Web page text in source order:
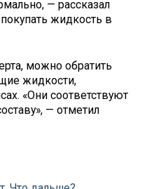
— рассказал
жидкость в
можно обратить
жидкости,
«Они соответствуют
— отметил